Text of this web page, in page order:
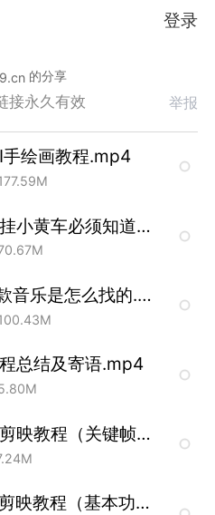
登录
的分享
接永久有效 举报
绘画教程.mp4
22.第二十二节-挂小黄车必须知道的技巧.mp4
16.第十六节-爆款音乐是怎么找的.mp4
总结及寄语.mp4
29.第二十九节-剪映教程（关键帧怎么用）.mp4
24.第二十四节-剪映教程（基本功能认识）.mp4